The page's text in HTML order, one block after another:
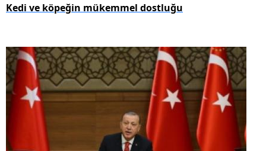
Kedi ve köpeğin mükemmel dostluğu